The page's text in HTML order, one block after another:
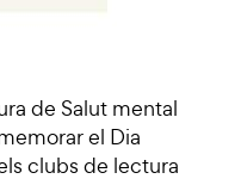
de Salut mental
el Dia
clubs de lectura